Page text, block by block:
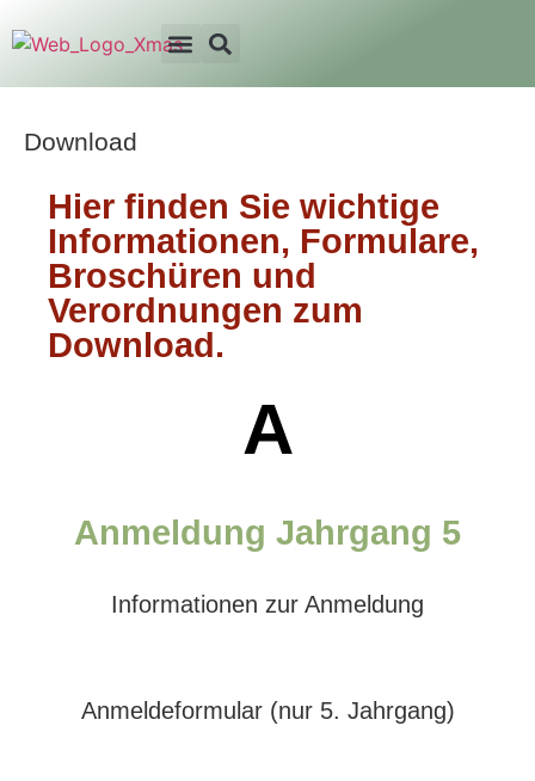
Download
Hier finden Sie wichtige
Informationen, Formulare,
Broschüren und
Verordnungen zum
Download.
A
Anmeldung Jahrgang 5
Informationen zur Anmeldung
Anmeldeformular (nur 5. Jahrgang)